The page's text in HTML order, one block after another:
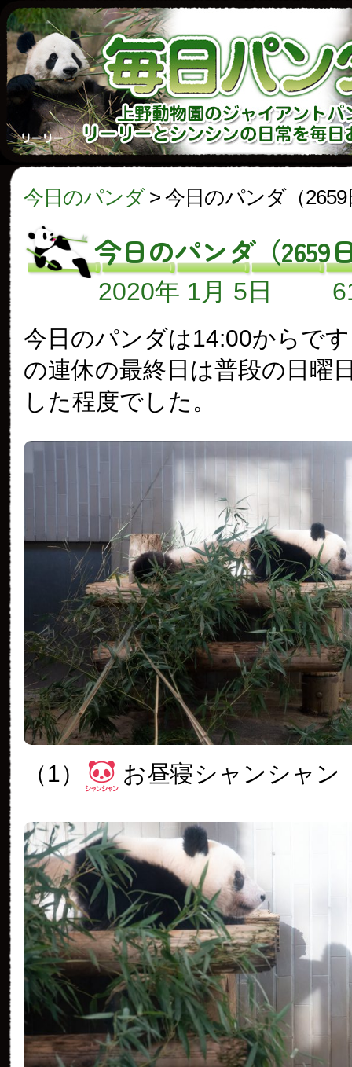
今日のパンダ> 今日のパンダ（2659
今日のパンダ（2659
2020年 1月 5日
今日のパンダは14:00からで
の連休の最終日は普段の日曜
した程度でした。
（1） お昼寝シャンシャン